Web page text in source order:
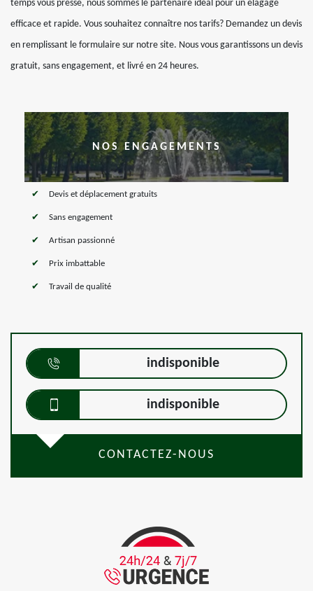
temps vous presse, nous sommes le partenaire idéal pour un élagage
efficace et rapide. Vous souhaitez connaître nos tarifs? Demandez un devis
en remplissant le formulaire sur notre site. Nous vous garantissons un devis
gratuit, sans engagement, et livré en 24 heures.
NOS ENGAGEMENTS
Devis et déplacement gratuits
Sans engagement
Artisan passionné
Prix imbattable
Travail de qualité
indisponible
indisponible
CONTACTEZ-NOUS